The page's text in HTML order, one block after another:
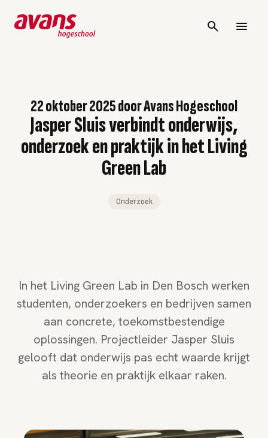
22 oktober 2025doorAvans Hogeschool
Jasper Sluis verbindt onderwijs,
onderzoek en praktijk in het Living
Green Lab
Onderzoek
In het Living Green Lab in Den Bosch werken
studenten, onderzoekers en bedrijven samen
aan concrete, toekomstbestendige
oplossingen. Projectleider Jasper Sluis
gelooft dat onderwijs pas echt waarde krijgt
als theorie en praktijk elkaar raken.